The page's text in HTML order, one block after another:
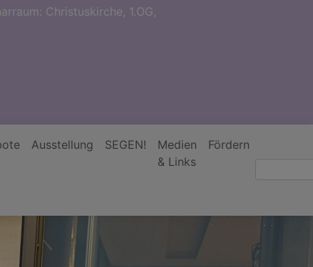
Christuskirche, 1.OG,
Ausstellung SEGEN!
Medien
& Links
Fördern